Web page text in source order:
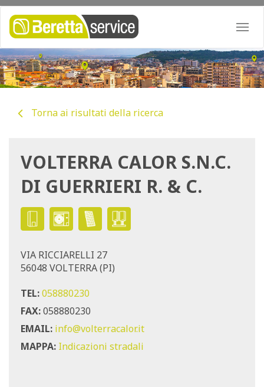
Torna ai risultati della ricerca
VOLTERRA CALOR S.N.C.
DI GUERRIERI R. & C.
VIA RICCIARELLI 27
56048 VOLTERRA (PI)
TEL:058880230
FAX:058880230
EMAIL: info@volterracalor.it
MAPPA: Indicazioni stradali